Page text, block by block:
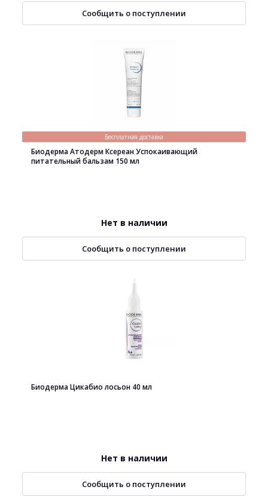
Сообщить о поступлении
Бесплатная доставка
Биодерма Атодерм Ксереан Успокаивающий
питательный бальзам 150 мл
Нет в наличии
Сообщить о поступлении
Биодерма Цикабио лосьон 40 мл
Нет в наличии
Сообщить о поступлении